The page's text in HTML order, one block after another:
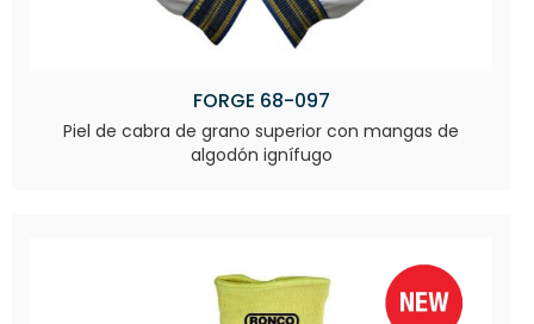
FORGE 68-097
Piel de cabra de grano superior con mangas de
algodón ignífugo